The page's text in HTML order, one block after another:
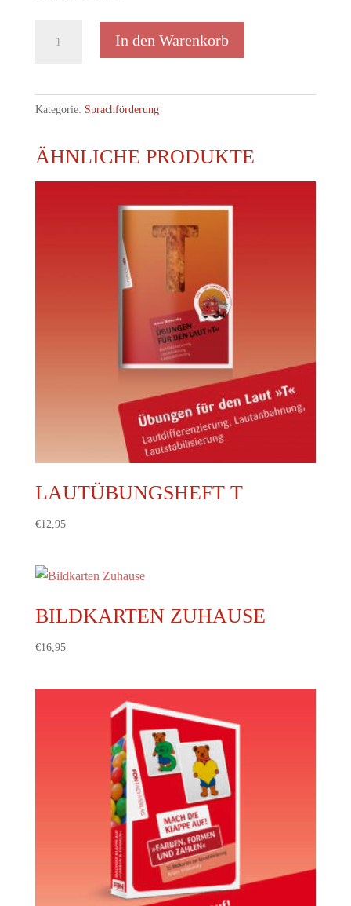
Tiere
In den Warenkorb
Kategorie: Sprachförderung
ÄHNLICHE PRODUKTE
LAUTÜBUNGSHEFT T
€12,95
BILDKARTEN ZUHAUSE
€16,95